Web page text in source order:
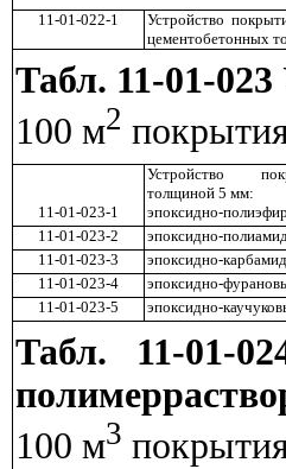
11-01-022-1
Устройство
цементобетонных
Табл. 11-01-
100 м2
Устройство
толщиной 5 мм:
11-01-023-1
эпоксидно-
11-01-023-2 эпоксидно-
11-01-023-3 эпоксидно-
11-01-023-4 эпоксидно-
11-01-023-5 эпоксидно-
Табл. 11-01-
100 м3